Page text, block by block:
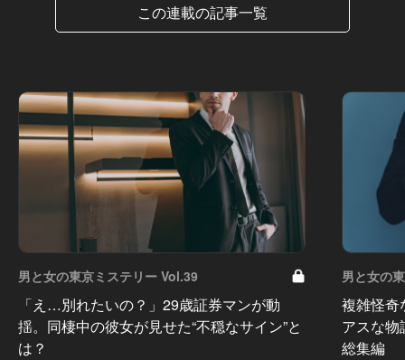
この連載の記事一覧
男と女の東京ミステリー Vol.39
「え…別れたいの？」29歳証券マンが動
揺。同棲中の彼女が見せた“不穏なサイン”と
は？
男と女の
複雑怪奇
アスな
総集編